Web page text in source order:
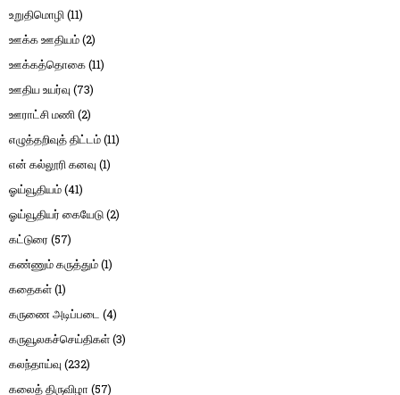
உறுதிமொழி(11)
ஊக்க ஊதியம்(2)
ஊக்கத்தொகை(11)
ஊதிய உயர்வு (73)
ஊராட்சி மணி(2)
எழுத்தறிவுத் திட்டம்(11)
என் கல்லூரி கனவு (1)
ஓய்வூதியம்(41)
ஓய்வூதியர் கையேடு(2)
கட்டுரை (57)
கண்ணும் கருத்தும்(1)
கதைகள்(1)
கருணை அடிப்படை (4)
கருவூலகச்செய்திகள்(3)
கலந்தாய்வு (232)
கலைத் திருவிழா (57)